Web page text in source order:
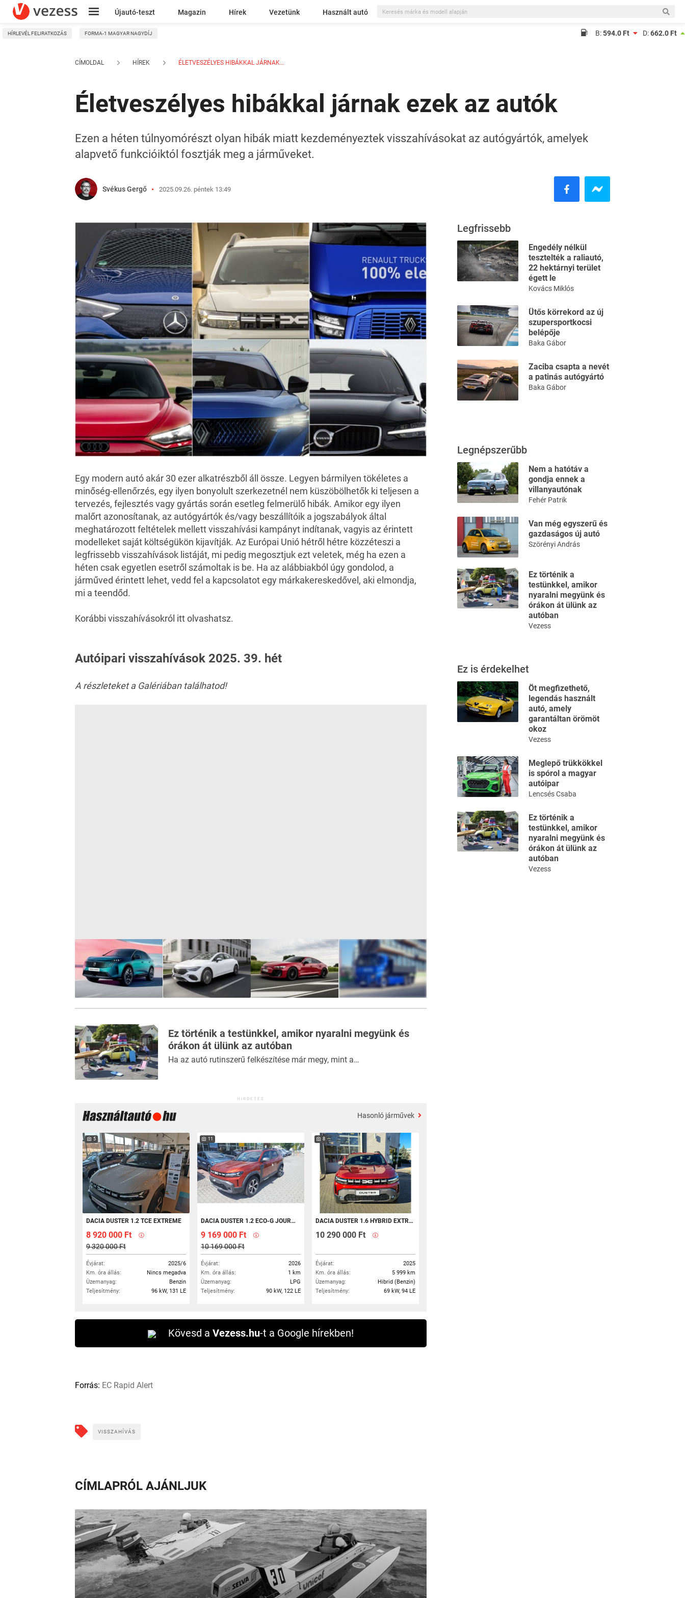
Újautó-teszt Magazin Hírek Vezetünk Használt autó
Kresz
HÍRLEVÉL FELIRATKOZÁS FORMA-1 MAGYAR NAGYDÍJ B:594.0 Ft D:662.0 Ft
CÍMOLDAL HÍREK ÉLETVESZÉLYES HIBÁKKAL JÁRNAK...
Életveszélyes hibákkal járnak ezek az autók
Ezen a héten túlnyomórészt olyan hibák miatt kezdeményeztek visszahívásokat az autógyártók, amelyek
alapvető funkcióiktól fosztják meg a járműveket.
Svékus Gergő 2025.09.26. péntek 13:49
Egy modern autó akár 30 ezer alkatrészből áll össze. Legyen bármilyen tökéletes a
minőség-ellenőrzés, egy ilyen bonyolult szerkezetnél nem küszöbölhetők ki teljesen a
tervezés, fejlesztés vagy gyártás során esetleg felmerülő hibák. Amikor egy ilyen
malőrt azonosítanak, az autógyártók és/vagy beszállítóik a jogszabályok által
meghatározott feltételek mellett visszahívási kampányt indítanak, vagyis az érintett
modelleket saját költségükön kijavítják. Az Európai Unió hétről hétre közzéteszi a
legfrissebb visszahívások listáját, mi pedig megosztjuk ezt veletek, még ha ezen a
héten csak egyetlen esetről számoltak is be. Ha az alábbiakból úgy gondolod, a
járműved érintett lehet, vedd fel a kapcsolatot egy márkakereskedővel, aki elmondja,
mi a teendőd.
Korábbi visszahívásokról itt olvashatsz.
Autóipari visszahívások 2025. 39. hét
A részleteket a Galériában találhatod!
Ez történik a testünkkel, amikor nyaralni megyünk és
órákon át ülünk az autóban
Ha az autó rutinszerű felkészítése már megy, mint a…
HIRDETÉS
Hasonló járművek
5
DACIA DUSTER 1.2 TCE EXTREME
8 920 000 Ft
9 320 000 Ft
Évjárat:
2025/6
Km. óra állás:
Nincs megadva
Üzemanyag:
Benzin
Teljesítmény:
96 kW, 131 LE
11
DACIA DUSTER 1.2 ECO-G JOURNEY LPG EDC BENZIN+LPG. AUTOMATA VÁLTÓ. FULL EXTRA. 5 ÉV INGYEN SZERVIZ
9 169 000 Ft
10 169 000 Ft
Évjárat:
2026
Km. óra állás:
1 km
Üzemanyag:
LPG
Teljesítmény:
90 kW, 122 LE
8
DACIA DUSTER 1.6 HYBRID EXTREME
10 290 000 Ft
Évjárat:
2025
Km. óra állás:
5 999 km
Üzemanyag:
Hibrid (Benzin)
Teljesítmény:
69 kW, 94 LE
Kövesd a Vezess.hu-t a Google hírekben!
Forrás: EC Rapid Alert
VISSZAHÍVÁS
CÍMLAPRÓL AJÁNLJUK
Legfrissebb
Engedély nélkül
tesztelték a raliautó,
22 hektárnyi terület
égett le
Kovács Miklós
Ütős körrekord az új
szupersportkocsi
belépője
Baka Gábor
Zaciba csapta a nevét
a patinás autógyártó
Baka Gábor
Legnépszerűbb
Nem a hatótáv a
gondja ennek a
villanyautónak
Fehér Patrik
Van még egyszerű és
gazdaságos új autó
Szörényi András
Ez történik a
testünkkel, amikor
nyaralni megyünk és
órákon át ülünk az
autóban
Vezess
Ez is érdekelhet
Öt megfizethető,
legendás használt
autó, amely
garantáltan örömöt
okoz
Vezess
Meglepő trükkökkel
is spórol a magyar
autóipar
Lencsés Csaba
Ez történik a
testünkkel, amikor
nyaralni megyünk és
órákon át ülünk az
autóban
Vezess